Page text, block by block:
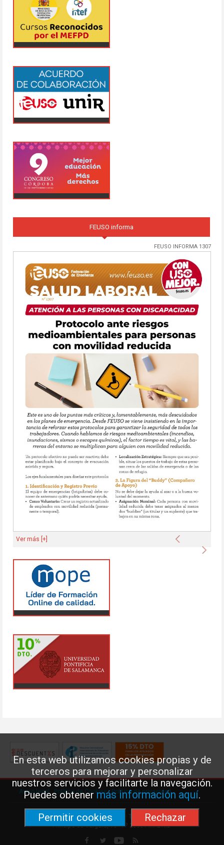
En esta web utilizamos cookies propias y de
terceros para mejorar y personalizar
nuestros servicios y facilitarte la navegación.
Puedes obtenermás información aquí.
Permitir cookies
Rechazar
FEUSO informa
FEUSO INFORMA 1307
Anterior
Ver más [+]
Aviso legal·Política de Cookies·Política de privacidad
Federación de Enseñanza de USO · Teléfono: 91 577 41 13 ·
Príncipe de Vergara, 13 · 7º 28001 MADRID